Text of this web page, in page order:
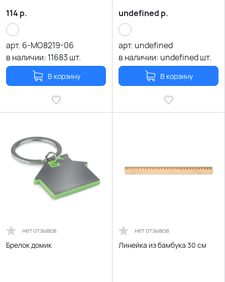
114 р.
арт. 6-MO8219-06
в наличии: 11683 шт.
В корзину
undefined р.
арт. undefined
в наличии: undefinedшт.
В корзину
нет отзывов
Брелок домик
нет отзывов
Линейка из бамбука 30 см